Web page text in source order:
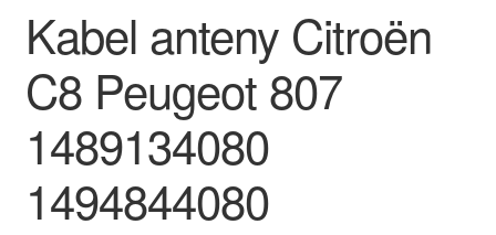
Zasady i warunki
Kabel anteny Citroën
C8 Peugeot 807
1489134080
1494844080